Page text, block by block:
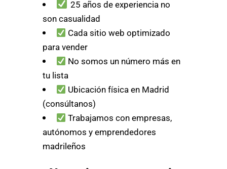
25 años de experiencia no
son casualidad
Cada sitio web optimizado
para vender
No somos un número más en
tu lista
Ubicación física en Madrid
(consúltanos)
Trabajamos con empresas,
autónomos y emprendedores
madrileños